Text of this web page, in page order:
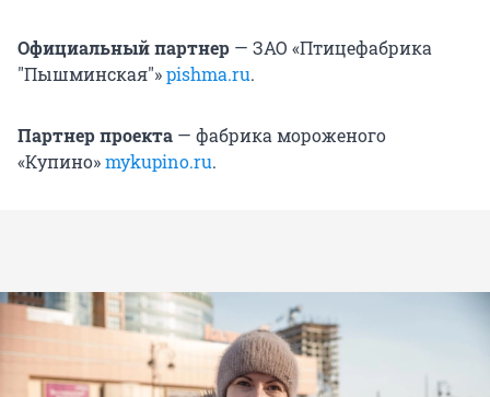
Официальный партнер — ЗАО «Птицефабрика
"Пышминская"»pishma.ru.
Партнер проекта — фабрика мороженого
«Купино»mykupino.ru.